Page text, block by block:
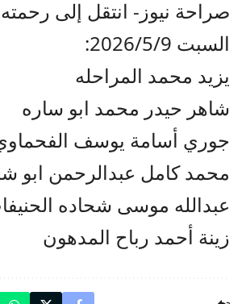
صراحة نيوز- انتقل إلى رحمته
السبت 2026/5/9:
يزيد محمد المراحله
شاهر حيدر محمد ابو ساره
جوري أسامة يوسف
محمد كامل عبدالرحمن ابو
عبدالله موسى شحاده
زينة أحمد رباح المدهون